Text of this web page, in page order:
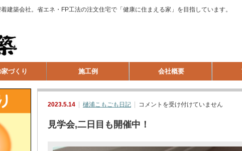
建築会社。省エネ・FP工法の注文住宅で「健康に住まえる家」を目指しています。
づくり 施工例 会社概要
2023.5.14 樋浦こもごも日記
見
二
コメントを受け付けていません
見学会,二日目も開催中！